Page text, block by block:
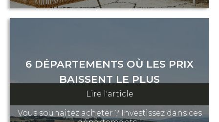
6 DÉPARTEMENTS OÙ LES PRIX
BAISSENT LE PLUS
13 juillet 2023
Vous souhaitez acheter ? Investissez dans ces
Lire l'article